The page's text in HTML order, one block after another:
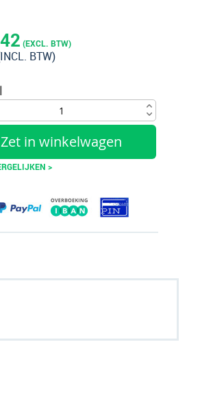
42 (EXCL. BTW)
BTW)
Zet in winkelwagen
>